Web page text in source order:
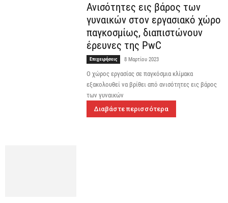
Ανισότητες εις βάρος των
γυναικών στον εργασιακό χώρο
παγκοσμίως, διαπιστώνουν
έρευνες της PwC
Επιχειρήσεις 8 Μαρτίου 2023
Ο χώρος εργασίας σε παγκόσμια κλίμακα
εξακολουθεί να βρίθει από ανισότητες εις βάρος
των γυναικών
Διαβάστε περισσότερα